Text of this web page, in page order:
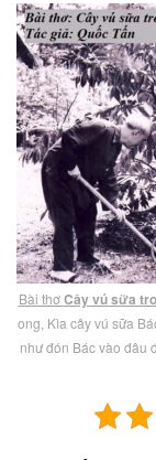
Bài thơCây vú sữa
ong, Kìa cây vú sữa
như đón Bác vào đâu